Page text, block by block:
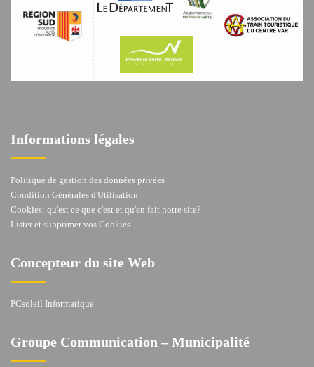
Informations légales
Politique de gestion des données privées
Condition Générales d'Utilisation
Cookies: qu'est ce que c'est et qu'en fait notre site?
Lister et supprimer vos Cookies
Concepteur du site Web
PCsoleil Informatique
Groupe Communication – Municipalité